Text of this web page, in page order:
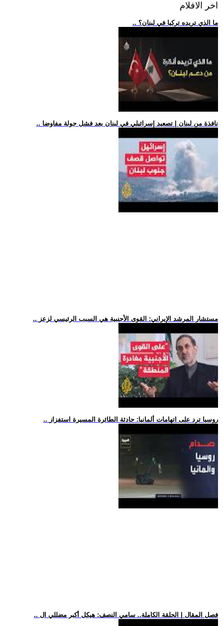
اخر الافلام
.. ما الذي تريده تركيا في لبنان؟
.. نافذة من لبنان | تصعيد إسرائيلي في لبنان بعد فشل جولة مفاوضا
.. مستشار المرشد الإيراني: القوى الأجنبية هي السبب الرئيسي لزعز
.. روسيا ترد على اتهامات ألمانيا: حادثة الطائرة المسيرة استفزاز
.. فصل المقال | الحلقة الكاملة.. سامي النصف: هيكل أكبر مضللي ال